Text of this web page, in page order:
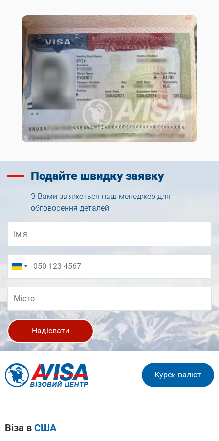
Подайте швидку заявку
З Вами зв'яжеться наш менеджер для
обговорення деталей
Надіслати
Курси валют
Віза в США